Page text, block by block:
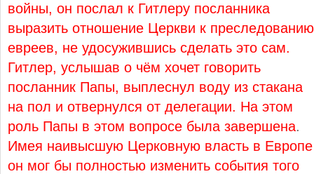
войны, он послал к Гитлеру посланника
выразить отношение Церкви к преследованию
евреев, не удосужившись сделать это сам.
Гитлер, услышав о чём хочет говорить
посланник Папы, выплеснул воду из стакана
на пол и отвернулся от делегации. На этом
роль Папы в этом вопросе была завершена.
Имея наивысшую Церковную власть в Европе
он мог бы полностью изменить события того